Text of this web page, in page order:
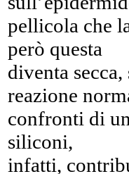
pellicola che
però questa
diventa
reazione
confronti di
siliconi,
infatti,